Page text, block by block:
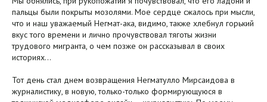
пальцы были покрыты мозолями. Мое сердце сжалось при мысли,
что и наш уважаемый Негмат-ака, видимо, также хлебнул горький
вкус того времени и лично прочувствовал тяготы жизни
трудового мигранта, о чем позже он рассказывал в своих
историях…
Тот день стал днем возвращения Негматулло Мирсаидова в
журналистику, в новую, только-только формирующуюся в